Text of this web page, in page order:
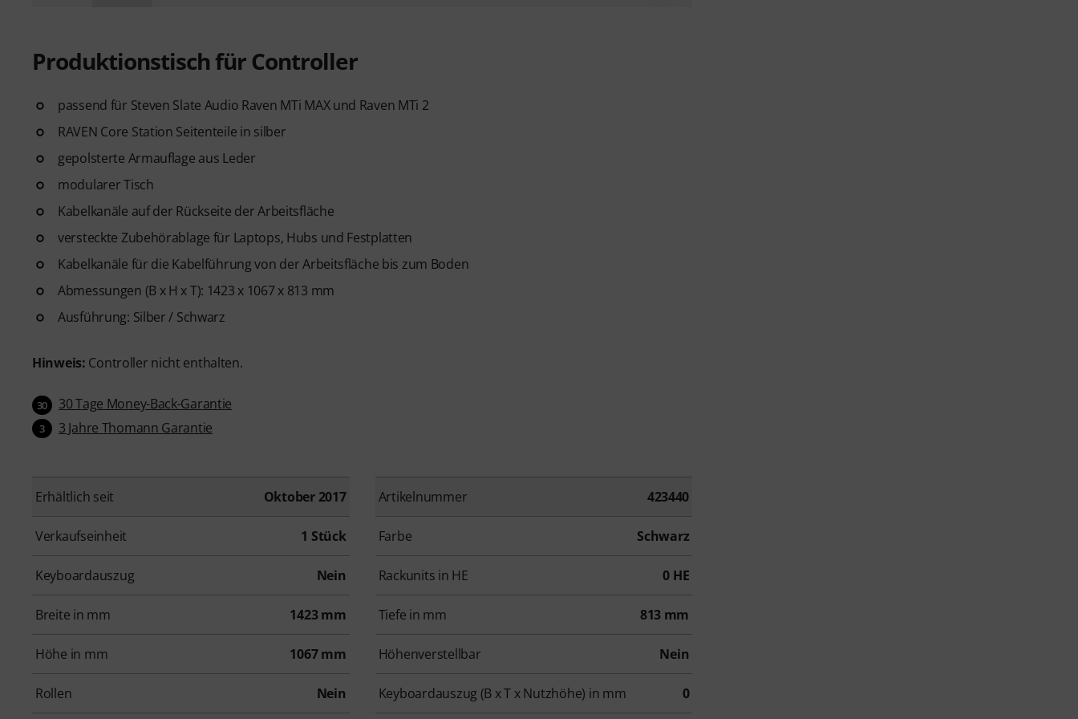
Produktionstisch für Controller
passend für Steven Slate Audio Raven MTi MAX und Raven MTi 2
RAVEN Core Station Seitenteile in silber
gepolsterte Armauflage aus Leder
modularer Tisch
Kabelkanäle auf der Rückseite der Arbeitsfläche
versteckte Zubehörablage für Laptops, Hubs und Festplatten
Kabelkanäle für die Kabelführung von der Arbeitsfläche bis zum Boden
Abmessungen (B x H x T): 1423 x 1067 x 813 mm
Ausführung: Silber / Schwarz
Hinweis: Controller nicht enthalten.
30 30 Tage Money-Back-Garantie
3 3 Jahre Thomann Garantie
Erhältlich seit Oktober 2017 Artikelnummer 423440
Verkaufseinheit 1 Stück Farbe Schwarz
Keyboardauszug Nein Rackunits in HE 0 HE
Breite in mm 1423 mm Tiefe in mm 813 mm
Höhe in mm 1067 mm Höhenverstellbar Nein
Rollen Nein Keyboardauszug (B x T x Nutzhöhe) in mm 0